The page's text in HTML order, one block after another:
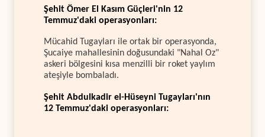
Şehit Ömer El Kasım Güçleri'nin 12
Temmuz'daki operasyonları:
Mücahid Tugayları ile ortak bir operasyonda,
Şucaiye mahallesinin doğusundaki "Nahal Oz"
askeri bölgesini kısa menzilli bir roket yaylım
ateşiyle bombaladı.
Şehit Abdulkadir el-Hüseyni Tugayları'nın
12 Temmuz'daki operasyonları: